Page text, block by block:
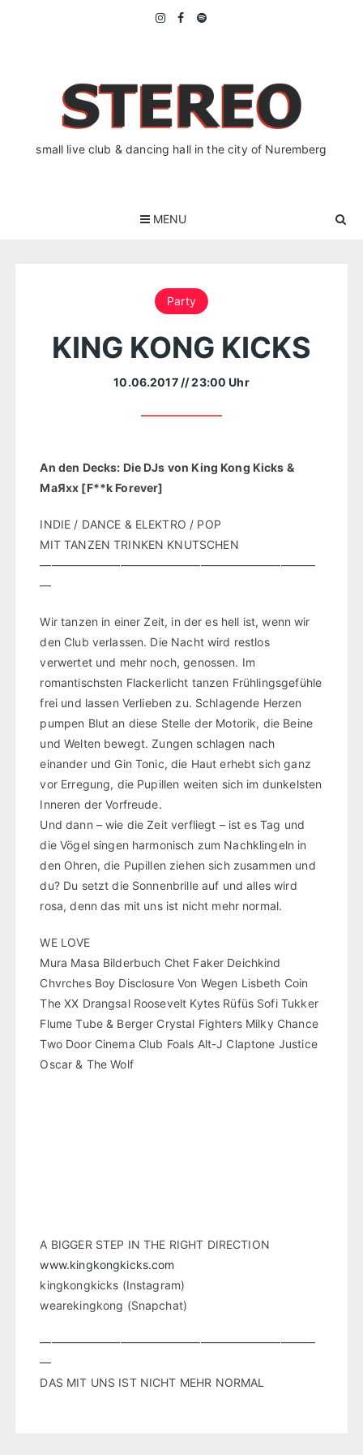
small live club & dancing hall in the city of Nuremberg
MENU
Party
KING KONG KICKS
10.06.2017 // 23:00 Uhr
An den Decks: Die DJs von King Kong Kicks &
MaЯxx [F**k Forever]
INDIE / DANCE & ELEKTRO / POP
MIT TANZEN TRINKEN KNUTSCHEN
————————————————————————
—
Wir tanzen in einer Zeit, in der es hell ist, wenn wir
den Club verlassen. Die Nacht wird restlos
verwertet und mehr noch, genossen. Im
romantischsten Flackerlicht tanzen Frühlingsgefühle
frei und lassen Verlieben zu. Schlagende Herzen
pumpen Blut an diese Stelle der Motorik, die Beine
und Welten bewegt. Zungen schlagen nach
einander und Gin Tonic, die Haut erhebt sich ganz
vor Erregung, die Pupillen weiten sich im dunkelsten
Inneren der Vorfreude.
Und dann – wie die Zeit verfliegt – ist es Tag und
die Vögel singen harmonisch zum Nachklingeln in
den Ohren, die Pupillen ziehen sich zusammen und
du? Du setzt die Sonnenbrille auf und alles wird
rosa, denn das mit uns ist nicht mehr normal.
WE LOVE
Mura Masa Bilderbuch Chet Faker Deichkind
Chvrches Boy Disclosure Von Wegen Lisbeth Coin
The XX Drangsal Roosevelt Kytes Rüfüs Sofi Tukker
Flume Tube & Berger Crystal Fighters Milky Chance
Two Door Cinema Club Foals Alt-J Claptone Justice
Oscar & The Wolf
A BIGGER STEP IN THE RIGHT DIRECTION
www.kingkongkicks.com
kingkongkicks (Instagram)
wearekingkong (Snapchat)
————————————————————————
—
DAS MIT UNS IST NICHT MEHR NORMAL